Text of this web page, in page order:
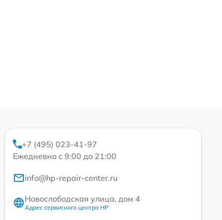
+7 (495) 023-41-97
Ежедневно с 9:00 до 21:00
info@hp-repair-center.ru
Новослободская улица, дом 4
Адрес сервисного центра HP